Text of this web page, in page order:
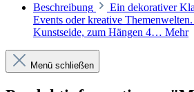
Beschreibung
Ein dekorativer
Events oder kreative
Kunstseide, zum Hängen 4… Mehr
Menü schließen